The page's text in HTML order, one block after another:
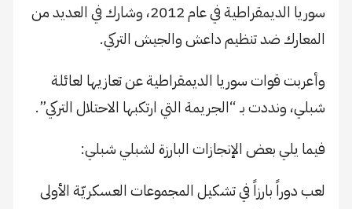
سوريا الديمقراطية في عام 2012، وشارك في العديد من
المعارك ضد تنظيم داعش والجيش التركي.
وأعربت قوات سوريا الديمقراطية عن تعازيها لعائلة
شبلي، ونددت بـ “الجريمة التي ارتكبها الاحتلال التركي”.
فيما يلي بعض الإنجازات البارزة لشبلي شبلي:
لعب دوراً بارزاً في تشكيل المجموعات العسكريّة الأولى